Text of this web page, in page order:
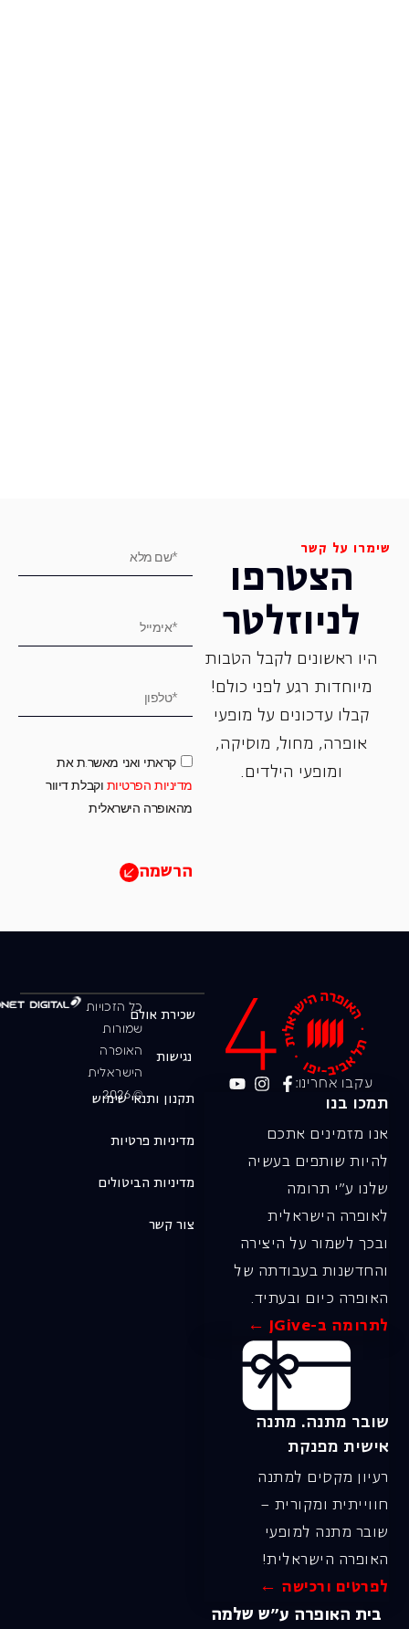
שימרו על קשר
הצטרפו
לניוזלטר
היו ראשונים לקבל הטבות
מיוחדות רגע לפני כולם!
קבלו עדכונים על מופעי
אופרה, ‏מחול, ‏מוסיקה,
ומופעי הילדים.
קראתי ואני מאשר.ת את
מדיניות הפרטיות וקבלת דיוור
מהאופרה הישראלית
הרשמה
עקבו אחרינו:
תמכו בנו
אנו מזמינים אתכם
להיות שותפים בעשיה
שלנו ע"י תרומה
לאופרה הישראלית
ובכך לשמור על היצירה
והחדשנות בעבודתה של
האופרה כיום ובעתיד.
לתרומה ב-JGive ←
שובר מתנה. מתנה
אישית מפנקת
רעיון מקסים למתנה
חווייתית ומקורית –
שובר מתנה למופעי
האופרה הישראלית!
לפרטים ורכישה ←
בית האופרה ע״ש שלמה
כל הזכויות
שמורות
האופרה
הישראלית
© 2026
שכירת אולם
נגישות
תקנון ותנאי שימוש
מדיניות פרטיות
מדיניות הביטולים
צור קשר